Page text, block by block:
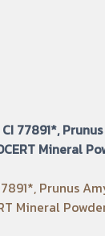
77891*,
Mineral
Prunus
Mineral